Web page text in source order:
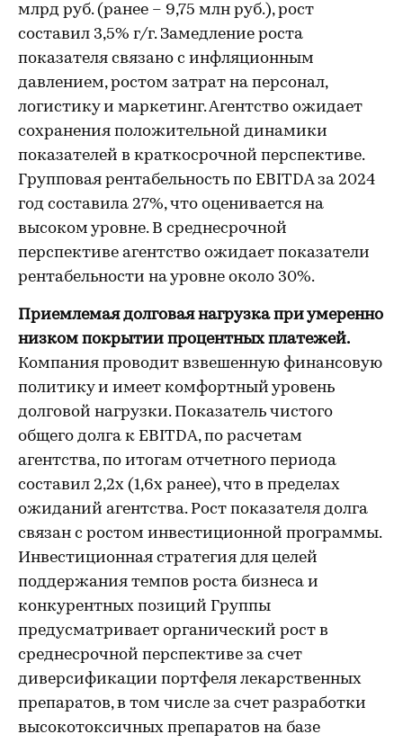
млрд руб. (ранее – 9,75 млн руб.), рост
составил 3,5% г/г. Замедление роста
показателя связано с инфляционным
давлением, ростом затрат на персонал,
логистику и маркетинг. Агентство ожидает
сохранения положительной динамики
показателей в краткосрочной перспективе.
Групповая рентабельность по EBITDA за 2024
год составила 27%, что оценивается на
высоком уровне. В среднесрочной
перспективе агентство ожидает показатели
рентабельности на уровне около 30%.
Приемлемая долговая нагрузка при умеренно
низком покрытии процентных платежей.
Компания проводит взвешенную финансовую
политику и имеет комфортный уровень
долговой нагрузки. Показатель чистого
общего долга к EBITDA, по расчетам
агентства, по итогам отчетного периода
составил 2,2х (1,6х ранее), что в пределах
ожиданий агентства. Рост показателя долга
связан с ростом инвестиционной программы.
Инвестиционная стратегия для целей
поддержания темпов роста бизнеса и
конкурентных позиций Группы
предусматривает органический рост в
среднесрочной перспективе за счет
диверсификации портфеля лекарственных
препаратов, в том числе за счет разработки
высокотоксичных препаратов на базе